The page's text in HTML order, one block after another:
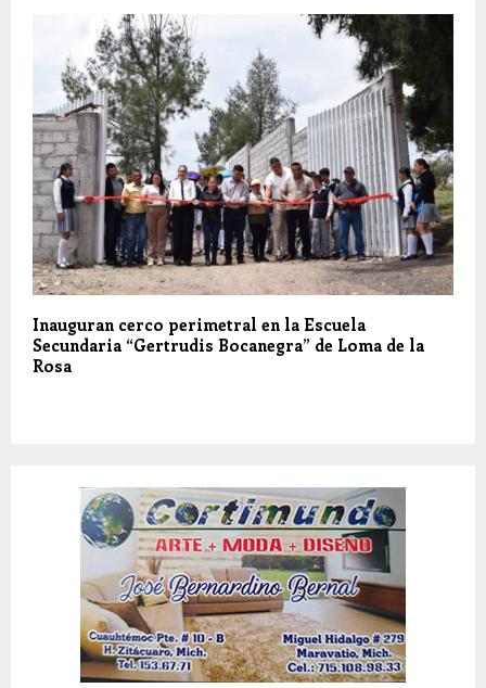
Inauguran cerco perimetral en la Escuela
Secundaria “Gertrudis Bocanegra” de Loma de la
Rosa